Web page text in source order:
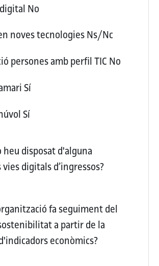
No
noves tecnologiesNs/Nc
persones amb perfil TIC No
Sí
Sí
heu disposat d'alguna
vies digitals d’ingressos?
fa seguiment del
a partir de la
econòmics?